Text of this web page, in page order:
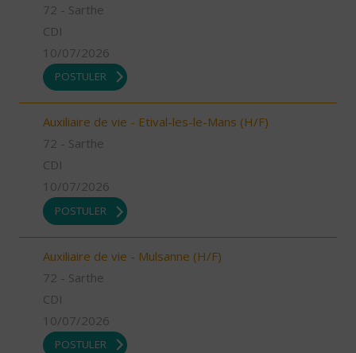
72 - Sarthe
CDI
10/07/2026
POSTULER
Auxiliaire de vie - Etival-les-le-Mans (H/F)
72 - Sarthe
CDI
10/07/2026
POSTULER
Auxiliaire de vie - Mulsanne (H/F)
72 - Sarthe
CDI
10/07/2026
POSTULER